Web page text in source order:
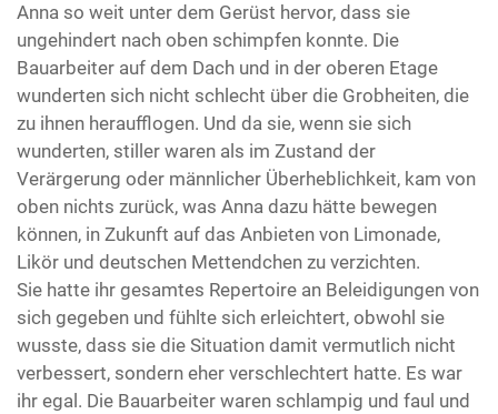
Anna so weit unter dem Gerüst hervor, dass sie
ungehindert nach oben schimpfen konnte. Die
Bauarbeiter auf dem Dach und in der oberen Etage
wunderten sich nicht schlecht über die Grobheiten, die
zu ihnen heraufflogen. Und da sie, wenn sie sich
wunderten, stiller waren als im Zustand der
Verärgerung oder männlicher Überheblichkeit, kam von
oben nichts zurück, was Anna dazu hätte bewegen
können, in Zukunft auf das Anbieten von Limonade,
Likör und deutschen Mettendchen zu verzichten.
Sie hatte ihr gesamtes Repertoire an Beleidigungen von
sich gegeben und fühlte sich erleichtert, obwohl sie
wusste, dass sie die Situation damit vermutlich nicht
verbessert, sondern eher verschlechtert hatte. Es war
ihr egal. Die Bauarbeiter waren schlampig und faul und